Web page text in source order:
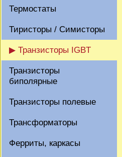
Термостаты
Тиристоры / Симисторы
▶ Транзисторы IGBT
Транзисторы
биполярные
Транзисторы полевые
Трансформаторы
Ферриты, каркасы